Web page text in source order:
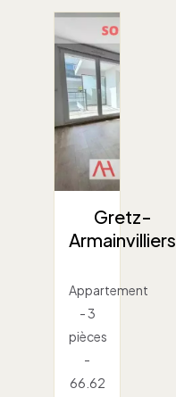
Gretz-
Armainvilliers
Appartement
- 3
pièces
-
66.62